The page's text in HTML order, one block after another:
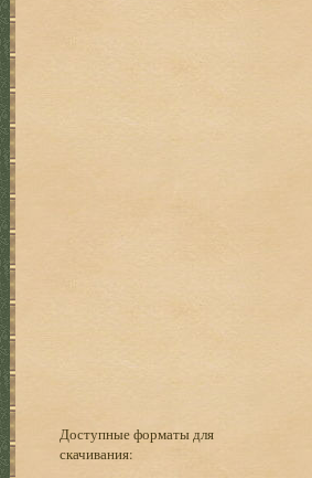
Доступные форматы для
скачивания: